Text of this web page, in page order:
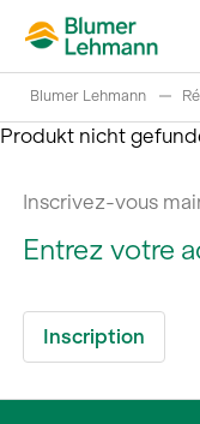
Réaliser
Acheter des
References
Fascination
Blumer Lehmann
Produkt nicht
Inscrivez-vous